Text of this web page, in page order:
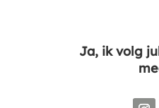
Ja, ik volg